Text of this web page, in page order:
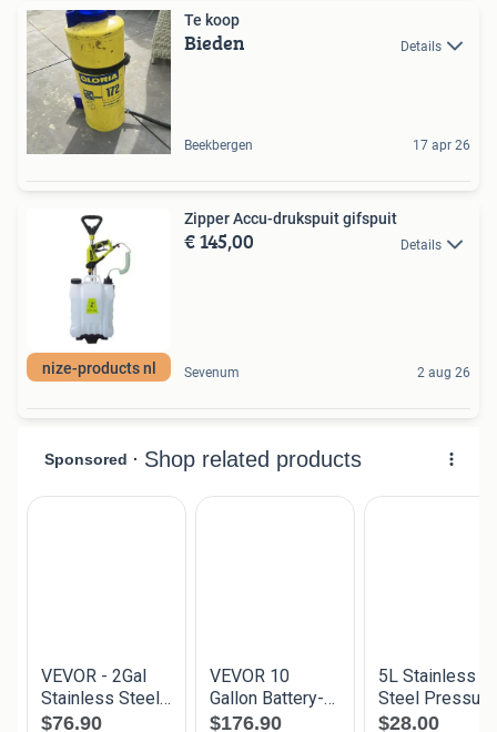
Te koop
Bieden Details
Beekbergen 17 apr 26
nize-products nl
Zipper Accu-drukspuit gifspuit
€ 145,00 Details
Sevenum 2 aug 26